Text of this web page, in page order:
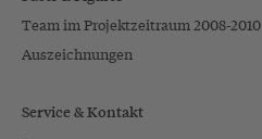
Team im Projektzeitraum 2008-2010
Auszeichnungen
Service & Kontakt